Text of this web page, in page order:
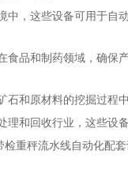
中，这些设备可用于自
食品和制药领域，确保
石和原材料的挖掘过程
理和回收行业，这些设
检重秤流水线自动化配